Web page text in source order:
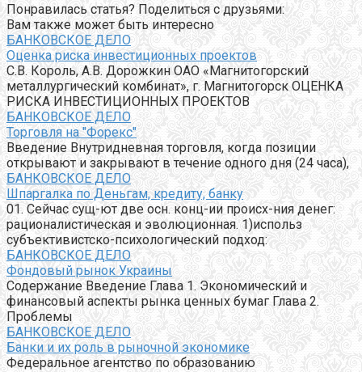
Понравилась статья? Поделиться с друзьями:
Вам также может быть интересно
БАНКОВСКОЕ ДЕЛО
Оценка риска инвестиционных проектов
С.В. Король, А.В. Дорожкин ОАО «Магнитогорский
металлургический комбинат», г. Магнитогорск ОЦЕНКА
РИСКА ИНВЕСТИЦИОННЫХ ПРОЕКТОВ
БАНКОВСКОЕ ДЕЛО
Торговля на "Форекс"
Введение Внутридневная торговля, когда позиции
открывают и закрывают в течение одного дня (24 часа),
БАНКОВСКОЕ ДЕЛО
Шпаргалка по Деньгам, кредиту, банку
01. Сейчас сущ-ют две осн. конц-ии происх-ния денег:
рационалистическая и эволюционная. 1)использ
субъективистско-психологический подход:
БАНКОВСКОЕ ДЕЛО
Фондовый рынок Украины
Содержание Введение Глава 1. Экономический и
финансовый аспекты рынка ценных бумаг Глава 2.
Проблемы
БАНКОВСКОЕ ДЕЛО
Банки и их роль в рыночной экономике
Федеральное агентство по образованию